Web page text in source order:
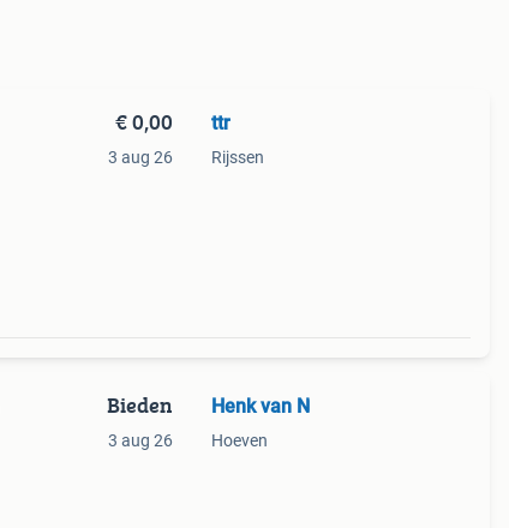
€ 0,00
3 aug 26
ttr
Rijssen
Bieden
3 aug 26
Henk van N
Hoeven